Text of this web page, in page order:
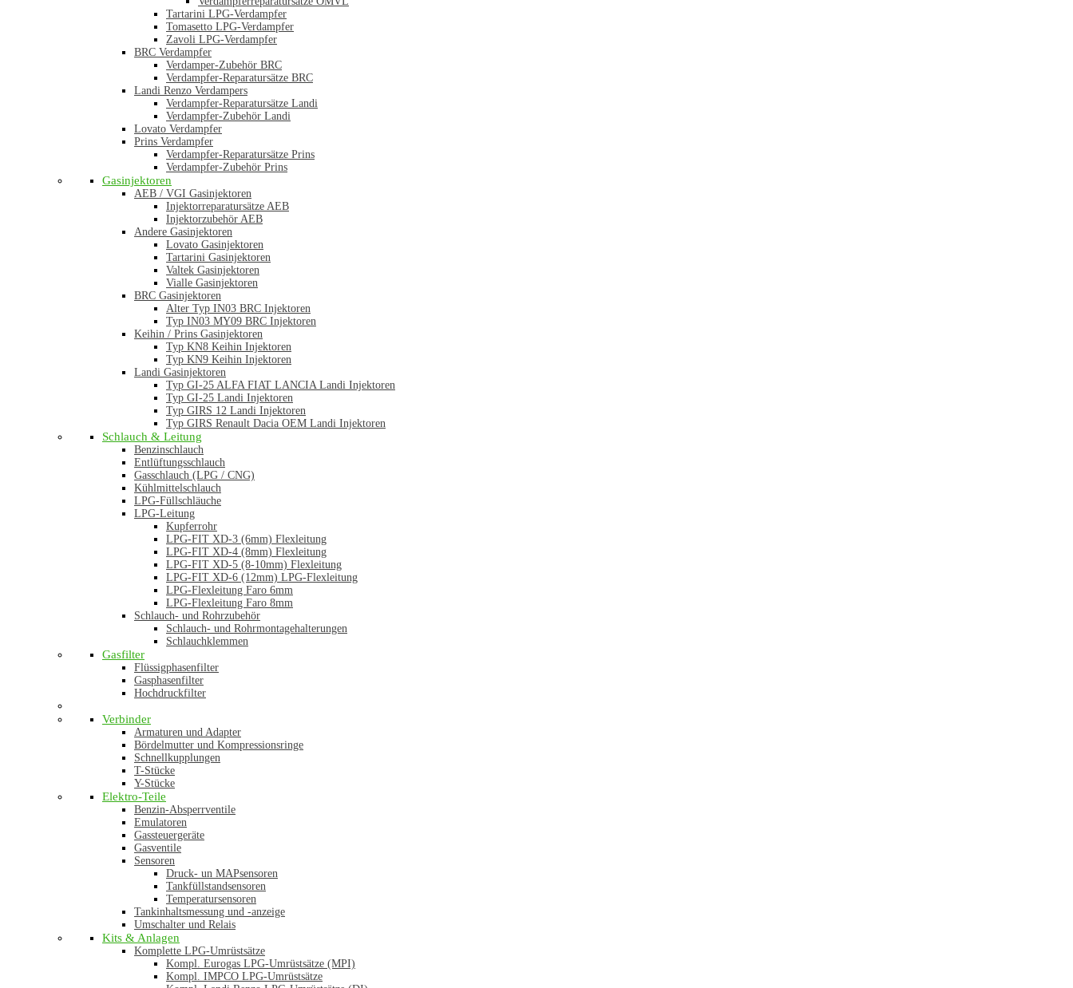
Tartarini LPG-Verdampfer
Tomasetto LPG-Verdampfer
Zavoli LPG-Verdampfer
BRC Verdampfer
Verdamper-Zubehör BRC
Verdampfer-Reparatursätze BRC
Landi Renzo Verdampers
Verdampfer-Reparatursätze Landi
Verdampfer-Zubehör Landi
Lovato Verdampfer
Prins Verdampfer
Verdampfer-Reparatursätze Prins
Verdampfer-Zubehör Prins
Gasinjektoren
AEB / VGI Gasinjektoren
Injektorreparatursätze AEB
Injektorzubehör AEB
Andere Gasinjektoren
Lovato Gasinjektoren
Tartarini Gasinjektoren
Valtek Gasinjektoren
Vialle Gasinjektoren
BRC Gasinjektoren
Alter Typ IN03 BRC Injektoren
Typ IN03 MY09 BRC Injektoren
Keihin / Prins Gasinjektoren
Typ KN8 Keihin Injektoren
Typ KN9 Keihin Injektoren
Landi Gasinjektoren
Typ GI-25 ALFA FIAT LANCIA Landi Injektoren
Typ GI-25 Landi Injektoren
Typ GIRS 12 Landi Injektoren
Typ GIRS Renault Dacia OEM Landi Injektoren
Schlauch & Leitung
Benzinschlauch
Entlüftungsschlauch
Gasschlauch (LPG / CNG)
Kühlmittelschlauch
LPG-Füllschläuche
LPG-Leitung
Kupferrohr
LPG-FIT XD-3 (6mm) Flexleitung
LPG-FIT XD-4 (8mm) Flexleitung
LPG-FIT XD-5 (8-10mm) Flexleitung
LPG-FIT XD-6 (12mm) LPG-Flexleitung
LPG-Flexleitung Faro 6mm
LPG-Flexleitung Faro 8mm
Schlauch- und Rohrzubehör
Schlauch- und Rohrmontagehalterungen
Schlauchklemmen
Gasfilter
Flüssigphasenfilter
Gasphasenfilter
Hochdruckfilter
Verbinder
Armaturen und Adapter
Bördelmutter und Kompressionsringe
Schnellkupplungen
T-Stücke
Y-Stücke
Elektro-Teile
Benzin-Absperrventile
Emulatoren
Gassteuergeräte
Gasventile
Sensoren
Druck- un MAPsensoren
Tankfüllstandsensoren
Temperatursensoren
Tankinhaltsmessung und -anzeige
Umschalter und Relais
Kits & Anlagen
Komplette LPG-Umrüstsätze
Kompl. Eurogas LPG-Umrüstsätze (MPI)
Kompl. IMPCO LPG-Umrüstsätze